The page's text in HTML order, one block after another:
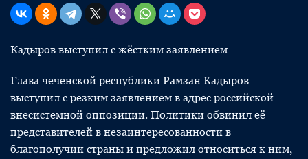
Кадыров выступил с жёстким заявлением
Глава чеченской республики Рамзан Кадыров
выступил с резким заявлением в адрес российской
внесистемной оппозиции. Политики обвинил её
представителей в незаинтересованности в
благополучии страны и предложил относиться к ним,